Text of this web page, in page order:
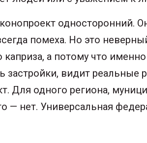
односторонний.
помеха. Но это
а потому что
застройки, видит реальные
Для одного региона,
— нет. Универсальная